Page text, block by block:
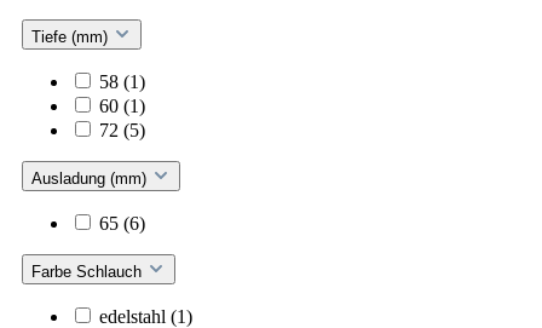
Tiefe (mm)
58 (1)
60 (1)
72 (5)
Ausladung (mm)
65 (6)
Farbe Schlauch
edelstahl (1)